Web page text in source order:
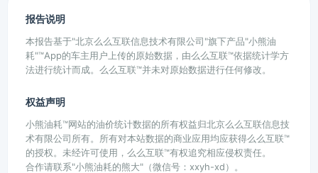
报告说明
本报告基于"北京么么互联信息技术有限公司"旗下产品"小熊油
耗"™App的车主用户上传的原始数据，由么么互联™依据统计学方
法进行统计而成。么么互联™并未对原始数据进行任何修改。
权益声明
小熊油耗™网站的油价统计数据的所有权益归北京么么互联信息技
术有限公司所有。所有对本站数据的商业应用均应获得么么互联™
的授权。未经许可使用，么么互联™有权追究相应侵权责任。
合作请联系"小熊油耗的熊大"（微信号：xxyh-xd）。